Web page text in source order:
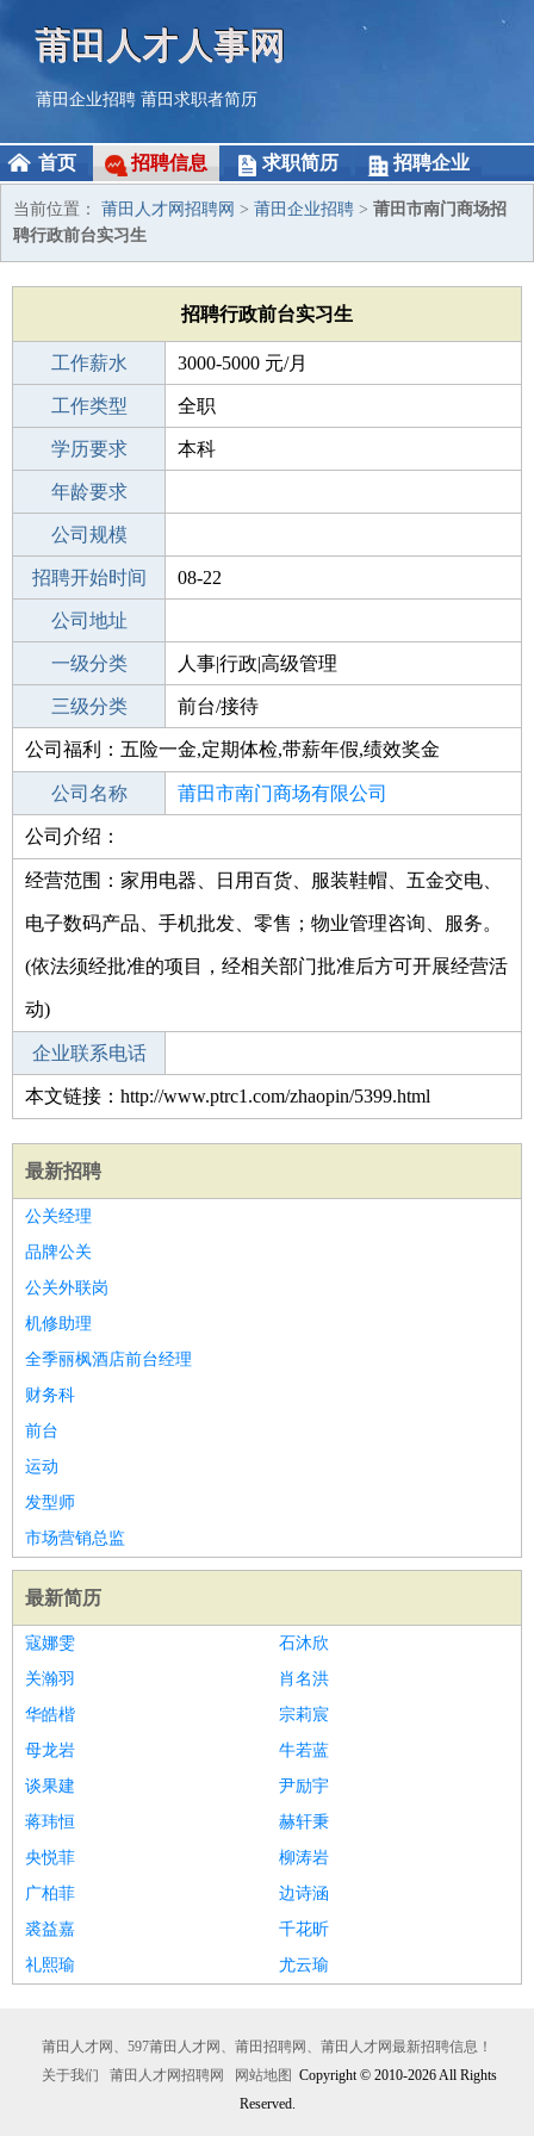
莆田人才人事网
莆田企业招聘 莆田求职者简历
首页 招聘信息 求职简历 招聘企业
当前位置： 莆田人才网招聘网 > 莆田企业招聘 > 莆田市南门商场招
聘行政前台实习生
招聘行政前台实习生
工作薪水 3000-5000 元/月
招聘人数 若干
工作类型 全职
性别要求 -
学历要求 本科
工作经验
年龄要求
工作地点
公司规模
公司电话
招聘开始时间 08-22
招聘结束时间
公司地址
一级分类 人事|行政|高级管理
二级分类 人事/行政
三级分类 前台/接待
其他行业
公司福利：五险一金,定期体检,带薪年假,绩效奖金
公司名称 莆田市南门商场有限公司
公司类型
公司介绍：
经营范围：家用电器、日用百货、服装鞋帽、五金交电、
电子数码产品、手机批发、零售；物业管理咨询、服务。
(依法须经批准的项目，经相关部门批准后方可开展经营活
动)
企业联系电话
本文链接：http://www.ptrc1.com/zhaopin/5399.html
最新招聘
公关经理
品牌公关
公关外联岗
机修助理
全季丽枫酒店前台经理
财务科
前台
运动
发型师
市场营销总监
最新简历
寇娜雯
石沐欣
关瀚羽
肖名洪
华皓楷
宗莉宸
母龙岩
牛若蓝
谈果建
尹励宇
蒋玮恒
赫轩秉
央悦菲
柳涛岩
广柏菲
边诗涵
裘益嘉
千花昕
礼熙瑜
尤云瑜
莆田人才网、597莆田人才网、莆田招聘网、莆田人才网最新招聘信息！
关于我们
莆田人才网招聘网 网站地图 Copyright © 2010-2026 All Rights
Reserved.